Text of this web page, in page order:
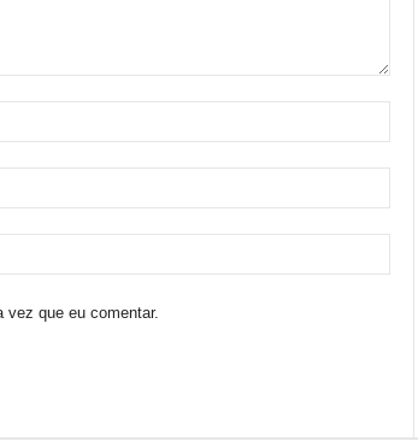
vez que eu comentar.